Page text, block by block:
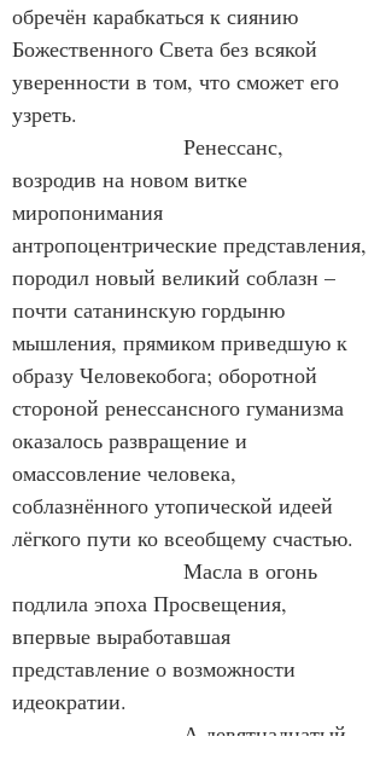
обречён карабкаться к сиянию
Божественного Света без всякой
уверенности в том, что сможет его
узреть.
Ренессанс,
возродив на новом витке
миропонимания
антропоцентрические представления,
породил новый великий соблазн –
почти сатанинскую гордыню
мышления, прямиком приведшую к
образу Человекобога; оборотной
стороной ренессансного гуманизма
оказалось развращение и
омассовление человека,
соблазнённого утопической идеей
лёгкого пути ко всеобщему счастью.
Масла в огонь
подлила эпоха Просвещения,
впервые выработавшая
представление о возможности
идеократии.
А девятнадцатый